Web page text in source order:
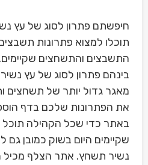
חיפשתם פתרון לסוג של עץ
תוכלו למצוא פתרונות
התשבצים והתשחצים
בינהם פתרון לסוג של עץ
מאגר גדול יותר של תשחצים
את הפתרונות שלכם בדף
באתר כדי שכל הקהילה תוכל
שקיימים היום בשוק כמובן גם
נשיר תשחץ. אתר הצלף מכיל